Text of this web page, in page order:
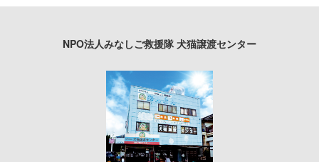
NPO法人みなしご救援隊 犬猫譲渡センター